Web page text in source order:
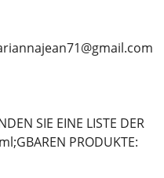
SIE EINE LISTE DER
PRODUKTE: